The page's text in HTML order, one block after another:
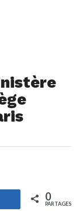
Partagez 0
PARTAGES